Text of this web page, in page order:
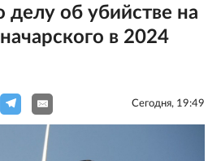
делу об убийстве на
в 2024
Сегодня, 19:49